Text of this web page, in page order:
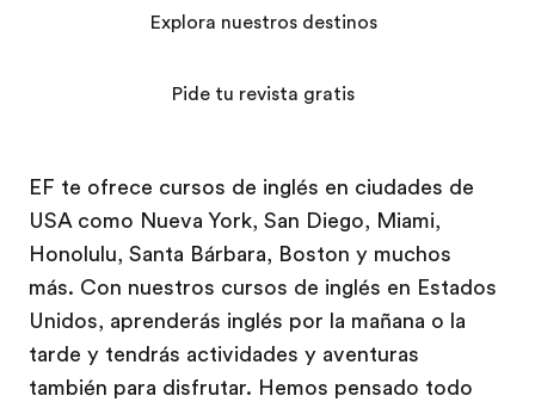
EF te ofrece cursos de inglés en ciudades de
USA como Nueva York, San Diego, Miami,
Honolulu, Santa Bárbara, Boston y muchos
más. Con nuestros cursos de inglés en Estados
Unidos, aprenderás inglés por la mañana o la
tarde y tendrás actividades y aventuras
también para disfrutar. Hemos pensado todo
Explora nuestros destinos
Pide tu revista gratis